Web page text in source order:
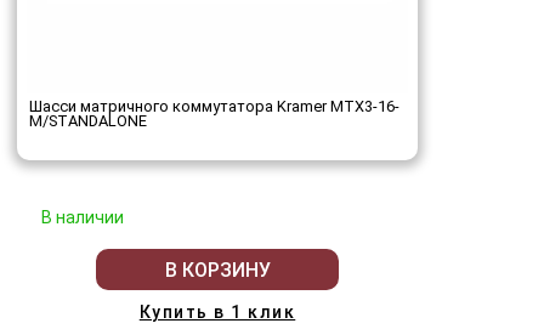
Шасси матричного коммутатора Kramer MTX3-16-
M/STANDALONE
В наличии
В КОРЗИНУ
Купить в 1 клик